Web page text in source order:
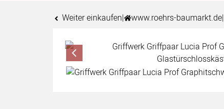
Weiter einkaufen| www.roehrs-baumarkt.de|
Produktgalerie
Zur Kaufbox springen